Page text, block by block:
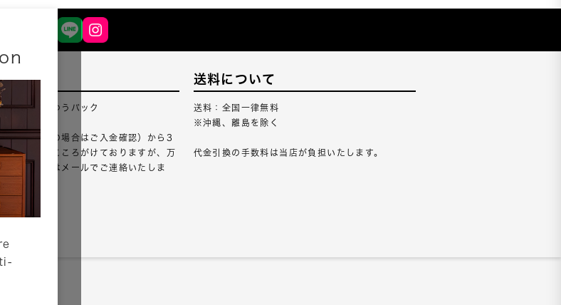
いて
佐川急便・ゆうパック
（銀行振込の場合はご入金確認）から3
のご出荷をこころがけておりますが、万
遅れる場合はメールでご連絡いたしま
ちら
送料について
送料：全国一律無料
※沖縄、離島を除く
代金引換の手数料は当店が負担いたします。